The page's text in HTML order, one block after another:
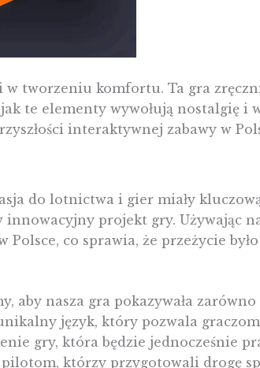
w tworzeniu komfortu. Ta gra
te elementy wywołują nostalgię i
interaktywnej zabawy w
do lotnictwa i gier miały
projekt gry. Używając
co sprawia, że przeżycie
nasza gra pokazywała zarówno
język, który pozwala
gry, która będzie jednocześnie
pilotom, którzy przygotowali drogę